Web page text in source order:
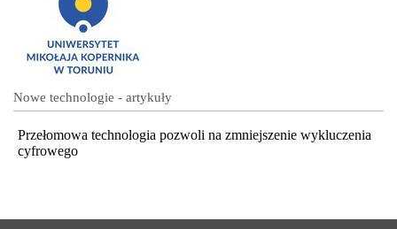
Nowe technologie - artykuły
Przełomowa technologia pozwoli na zmniejszenie wykluczenia
cyfrowego